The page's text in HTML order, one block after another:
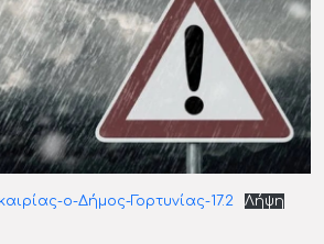
ο-Δήμος-Γορτυνίας-17.2 Λήψη